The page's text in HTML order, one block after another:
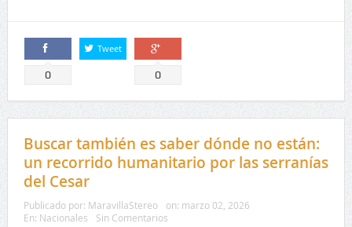
Comparte
0
Tweet
Comparte
0
Buscar también es saber dónde no están:
un recorrido humanitario por las serranías
del Cesar
Publicado por: MaravillaStereo on: marzo 02, 2026
En: Nacionales Sin Comentarios